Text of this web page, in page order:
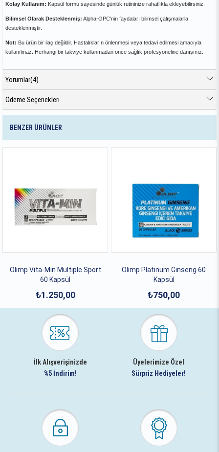
Kolay Kullanım: Kapsül formu sayesinde günlük rutininize rahatlıkla ekleyebilirsiniz.
Bilimsel Olarak Desteklenmiş: Alpha-GPC'nin faydaları bilimsel çalışmalarla
desteklenmiştir.
Not: Bu ürün bir ilaç değildir. Hastalıkların önlenmesi veya tedavi edilmesi amacıyla
kullanılmaz. Herhangi bir takviye kullanmadan önce sağlık profesyoneline danışınız.
Yorumlar(4)
Ödeme Seçenekleri
BENZER ÜRÜNLER
Olimp Vita-Min Multiple Sport
60 Kapsül
₺1.250,00
Olimp Platinum Ginseng 60
Kapsül
₺750,00
İlk Alışverişinizde
%5 İndirim!
Üyelerimize Özel
Sürpriz Hediyeler!